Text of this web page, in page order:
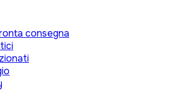
consegna